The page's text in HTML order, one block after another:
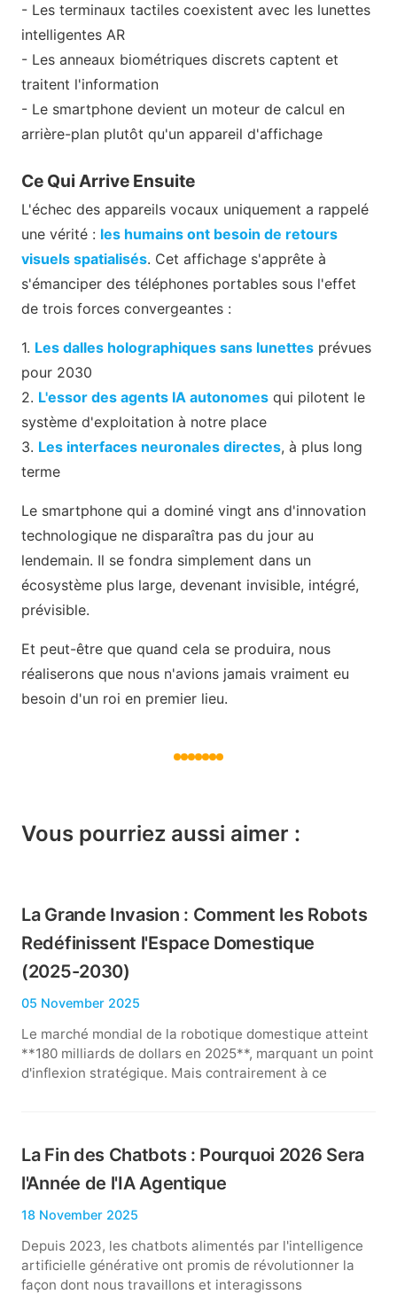
- Les terminaux tactiles coexistent avec les lunettes
intelligentes AR
- Les anneaux biométriques discrets captent et
traitent l'information
- Le smartphone devient un moteur de calcul en
arrière-plan plutôt qu'un appareil d'affichage
Ce Qui Arrive Ensuite
L'échec des appareils vocaux uniquement a rappelé
une vérité : les humains ont besoin de retours
visuels spatialisés. Cet affichage s'apprête à
s'émanciper des téléphones portables sous l'effet
de trois forces convergeantes :
1. Les dalles holographiques sans lunettes prévues
pour 2030
2. L'essor des agents IA autonomes qui pilotent le
système d'exploitation à notre place
3. Les interfaces neuronales directes, à plus long
terme
Le smartphone qui a dominé vingt ans d'innovation
technologique ne disparaîtra pas du jour au
lendemain. Il se fondra simplement dans un
écosystème plus large, devenant invisible, intégré,
prévisible.
Et peut-être que quand cela se produira, nous
réaliserons que nous n'avions jamais vraiment eu
besoin d'un roi en premier lieu.
Vous pourriez aussi aimer :
La Grande Invasion : Comment les Robots
Redéfinissent l'Espace Domestique
(2025-2030)
05 November 2025
Le marché mondial de la robotique domestique atteint
**180 milliards de dollars en 2025**, marquant un point
d'inflexion stratégique. Mais contrairement à ce
La Fin des Chatbots : Pourquoi 2026 Sera
l'Année de l'IA Agentique
18 November 2025
Depuis 2023, les chatbots alimentés par l'intelligence
artificielle générative ont promis de révolutionner la
façon dont nous travaillons et interagissons